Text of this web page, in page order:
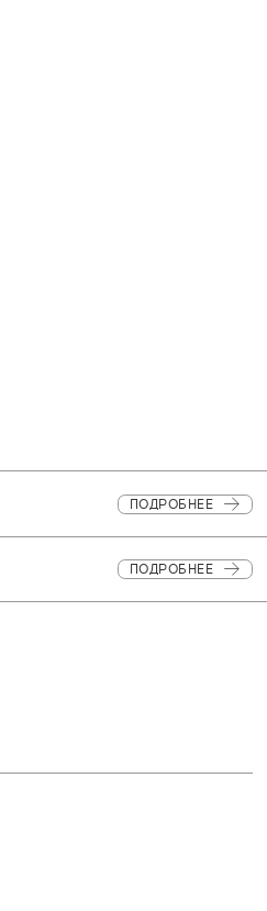
ПОДРОБНЕЕ
ПОДРОБНЕЕ